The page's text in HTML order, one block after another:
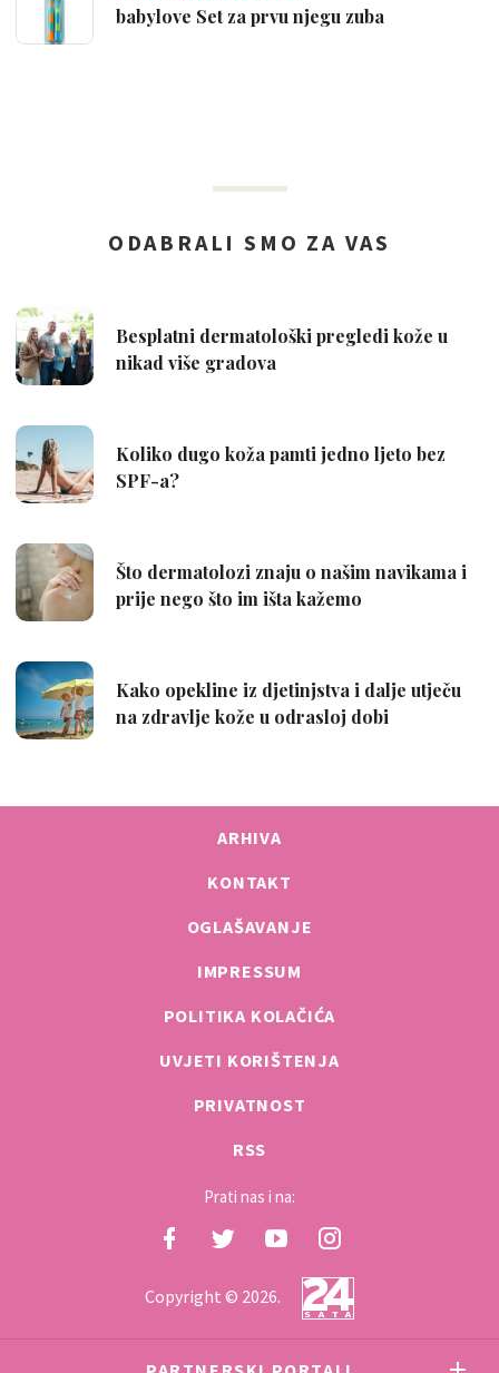
babylove Set za prvu njegu zuba
ARHIVA
KONTAKT
OGLAŠAVANJE
IMPRESSUM
POLITIKA KOLAČIĆA
UVJETI KORIŠTENJA
PRIVATNOST
RSS
Prati nas i na:
Copyright © 2026.